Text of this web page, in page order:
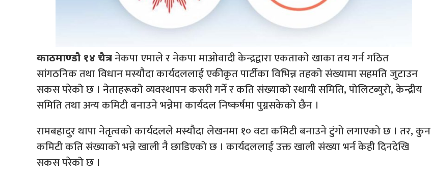
काठमाण्डौ १४ चैत्र ।नेकपा एमाले र नेकपा माओवादी केन्द्रद्वारा एकताको खाका तय गर्न गठित
सांगठनिक तथा विधान मस्यौदा कार्यदललाई एकीकृत पार्टीका विभिन्न तहको संख्यामा सहमति जुटाउन
सकस परेको छ । नेताहरूको व्यवस्थापन कसरी गर्ने र कति संख्याको स्थायी समिति, पोलिटब्युरो, केन्द्रीय
समिति तथा अन्य कमिटी बनाउने भन्नेमा कार्यदल निष्कर्षमा पुग्नसकेको छैन ।
रामबहादुर थापा नेतृत्वको कार्यदलले मस्यौदा लेखनमा १० वटा कमिटी बनाउने टुंगो लगाएको छ । तर, कुन
कमिटी कति संख्याको भन्ने खाली नै छाडिएको छ । कार्यदललाई उक्त खाली संख्या भर्न केही दिनदेखि
सकस परेको छ ।